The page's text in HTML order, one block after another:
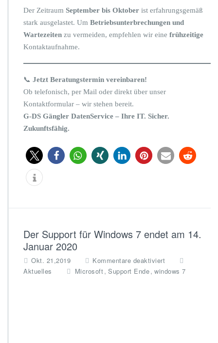
Der Zeitraum September bis Oktober ist erfahrungsgemäß
stark ausgelastet. Um Betriebsunterbrechungen und
Wartezeiten zu vermeiden, empfehlen wir eine frühzeitige
Kontaktaufnahme.
📞 Jetzt Beratungstermin vereinbaren!
Ob telefonisch, per Mail oder direkt über unser
Kontaktformular – wir stehen bereit.
G-DS Gängler DatenService – Ihre IT. Sicher.
Zukunftsfähig.
Der Support für Windows 7 endet am 14.
Januar 2020
Okt. 21,2019 Kommentare deaktiviert
ü
Aktuelles Microsoft, Support Ende, windows 7